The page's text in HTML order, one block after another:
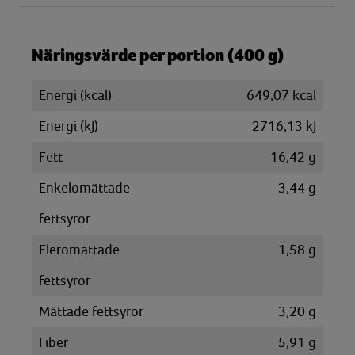
Näringsvärde per portion (400 g)
Energi (kcal)
649,07 kcal
Energi (kJ)
2716,13 kJ
Fett
16,42 g
Enkelomättade
fettsyror
3,44 g
Fleromättade
fettsyror
1,58 g
Mättade fettsyror
3,20 g
Fiber
5,91 g